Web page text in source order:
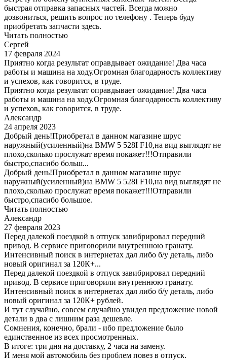
быстрая отправка запасных частей. Всегда можно
дозвониться, решить вопрос по телефону . Теперь буду
приобретать запчасти здесь.
Читать полностью
Сергей
17 февраля 2024
Приятно когда результат оправдывает ожидание! Два часа
работы и машина на ходу.Огромная благодарность коллективу
и успехов, как говорится, в труде.
Приятно когда результат оправдывает ожидание! Два часа
работы и машина на ходу.Огромная благодарность коллективу
и успехов, как говорится, в труде.
Александр
24 апреля 2023
Добрый день!Приобретал в данном магазине шрус
наружный(усиленный)на BMW 5 528I F10,на вид выглядят не
плохо,сколько прослужат время покажет!!!Отправили
быстро,спасибо больш...
Добрый день!Приобретал в данном магазине шрус
наружный(усиленный)на BMW 5 528I F10,на вид выглядят не
плохо,сколько прослужат время покажет!!!Отправили
быстро,спасибо большое.
Читать полностью
Александр
27 февраля 2023
Перед далекой поездкой в отпуск завибрировал передний
привод. В сервисе приговорили внутреннюю гранату.
Интенсивный поиск в интернетах дал либо б/у деталь, либо
новый оригинал за 120К+...
Перед далекой поездкой в отпуск завибрировал передний
привод. В сервисе приговорили внутреннюю гранату.
Интенсивный поиск в интернетах дал либо б/у деталь, либо
новый оригинал за 120К+ рублей.
И тут случайно, совсем случайно увидел предложение новой
детали в два с лишним раза дешевле.
Сомнения, конечно, брали - ибо предложение было
единственное из всех просмотренных.
В итоге: три дня на доставку, 2 часа на замену.
И меня мой автомобиль без проблем повез в отпуск.